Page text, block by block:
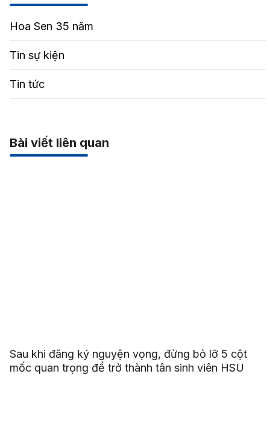
Hoa Sen 35 năm
Tin sự kiện
Tin tức
Bài viết liên quan
Sau khi đăng ký nguyện vọng, đừng bỏ lỡ 5 cột
mốc quan trọng để trở thành tân sinh viên HSU